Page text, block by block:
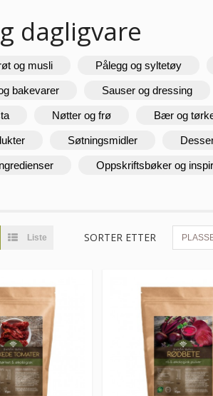
dagligvare
og musli Pålegg og syltetøy
bakevarer Sauser og dressing
Nøtter og frø Bær og
Søtningsmidler
Oppskriftsbøker og
Liste SORTER ETTER